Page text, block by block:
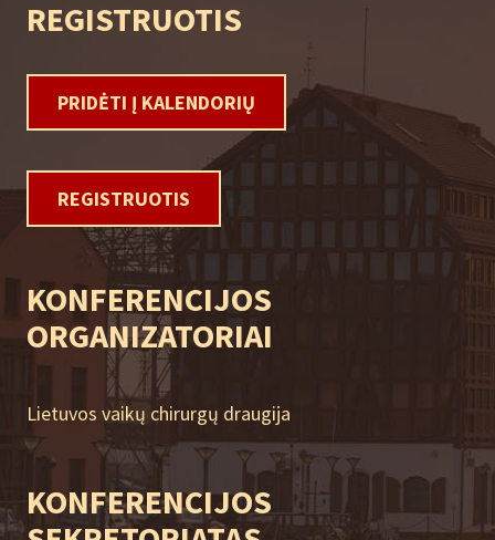
REGISTRUOTIS
PRIDĖTI Į KALENDORIŲ
REGISTRUOTIS
KONFERENCIJOS
ORGANIZATORIAI
Lietuvos vaikų chirurgų draugija
KONFERENCIJOS